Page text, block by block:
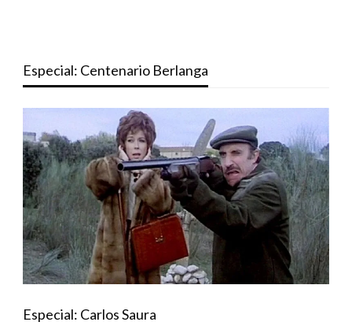
Especial: Centenario Berlanga
Especial: Carlos Saura